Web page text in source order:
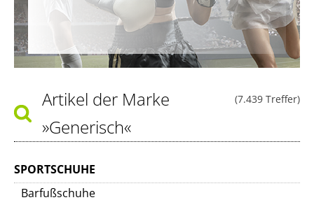
(7.439 Treffer)
Artikel der Marke
»Generisch«
SPORTSCHUHE
Barfußschuhe